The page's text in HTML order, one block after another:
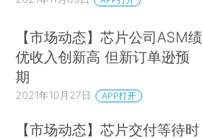
【市场动态】芯片公司ASM绩
优收入创新高 但新订单逊预
期
2021年10月27日 APP打开
【市场动态】芯片交付等待时